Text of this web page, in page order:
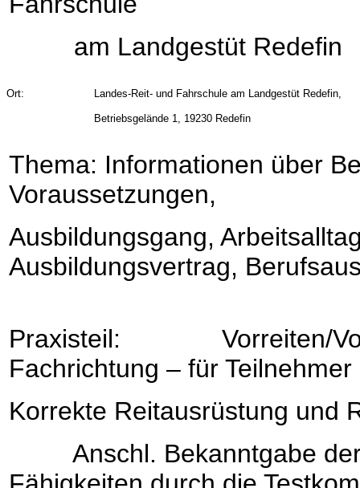
am Landgestüt Redefin
Landes-Reit- und Fahrschule am Landgestüt Redefin,
Betriebsgelände 1, 19230 Redefin
Thema: Informationen über
Voraussetzungen,
Ausbildungsgang,
Ausbildungsvertrag,
Praxisteil: Vorreiten/
Fachrichtung – für
Korrekte Reitausrüstung und
Anschl. Bekanntgabe der